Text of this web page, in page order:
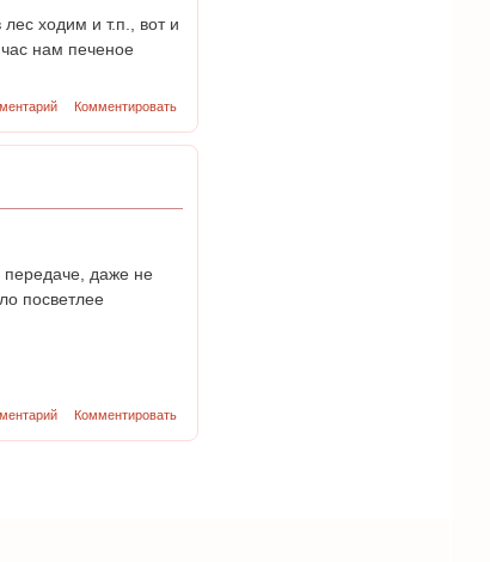
ходим и т.п., вот и
нам печеное
Комментировать
передаче, даже не
посветлее
Комментировать